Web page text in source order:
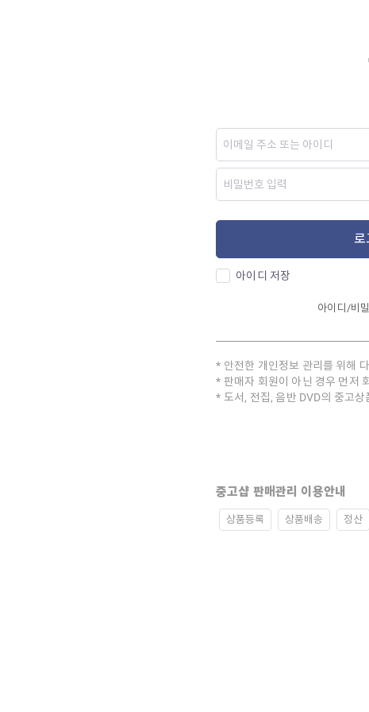
로
아이디 저장
아이디/비
안전한 개인정보 관리를 위해
판매자 회원이 아닌 경우 먼저
도서, 전집, 음반 DVD의 중고
중고샵 판매관리 이용안내
상품등록 상품배송 정산